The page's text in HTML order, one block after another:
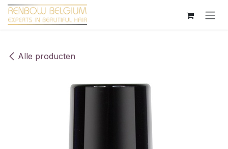
Overslaan naar inhoud
Alle producten